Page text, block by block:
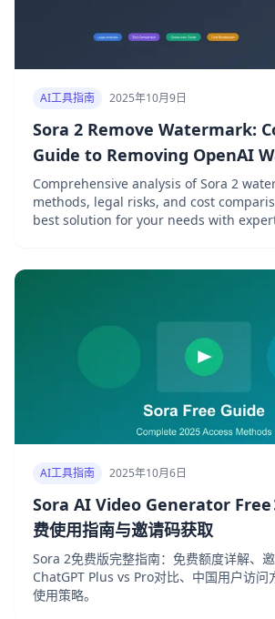
AI工具指南 2025年10月9日
Sora 2 Remove Watermark:
Guide to Removing OpenAI
(2025)
Comprehensive analysis of Sora 2
methods, legal risks, and cost
best solution for your needs with
AI工具指南 2025年10月6日
Sora AI Video Generator Free
费使用指南与邀请码获取
Sora 2免费版完整指南：免费额度详解、邀
ChatGPT Plus vs Pro对比、中国用户访问
使用策略。